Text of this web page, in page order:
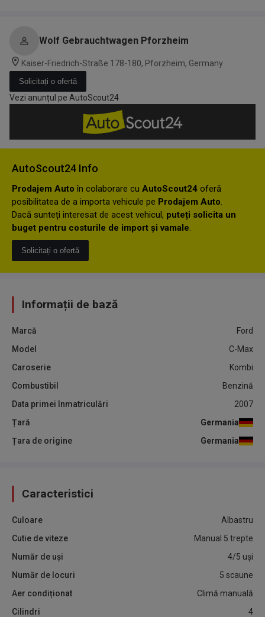
Wolf Gebrauchtwagen Pforzheim
Kaiser-Friedrich-Straße 178-180, Pforzheim, Germany
Solicitați o ofertă
Vezi anunțul pe AutoScout24
AutoScout24 Info
Prodajem Auto în colaborare cu AutoScout24 oferă
posibilitatea de a importa vehicule pe Prodajem Auto.
Dacă sunteți interesat de acest vehicul, puteți solicita un
buget pentru costurile de import și vamale.
Solicitați o ofertă
Informații de bază
Marcă
Ford
Model
C-Max
Caroserie
Kombi
Combustibil
Benzină
Data primei înmatriculări
2007
Țară
Germania
Țara de origine
Germania
Caracteristici
Culoare
Albastru
Cutie de viteze
Manual 5 trepte
Număr de uși
4/5 uși
Număr de locuri
5 scaune
Aer condiționat
Climă manuală
Cilindri
4